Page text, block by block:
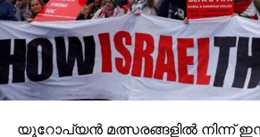
യൂറോപ്യന്‍ മത്സരങ്ങളില്‍ നിന്ന്